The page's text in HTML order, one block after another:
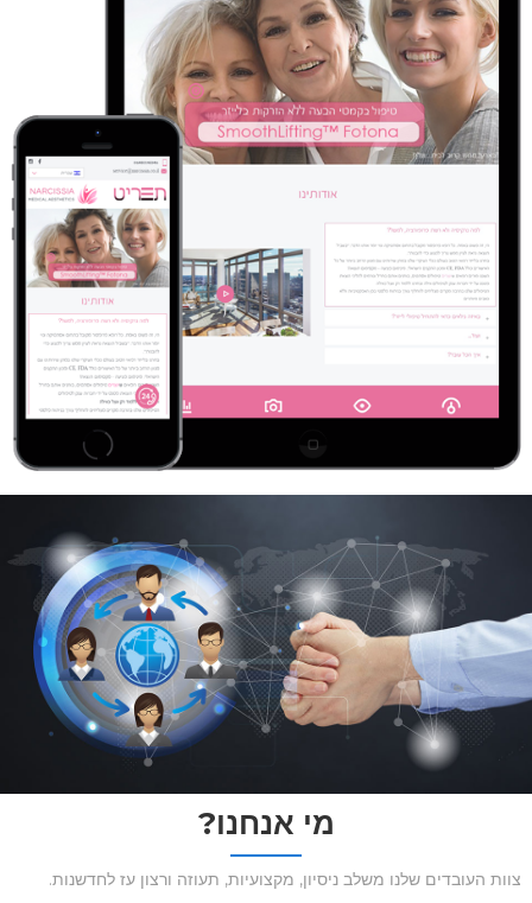
מי אנחנו?
צוות העובדים שלנו משלב ניסיון, מקצועיות, תעוזה ורצון עז לחדשנות.